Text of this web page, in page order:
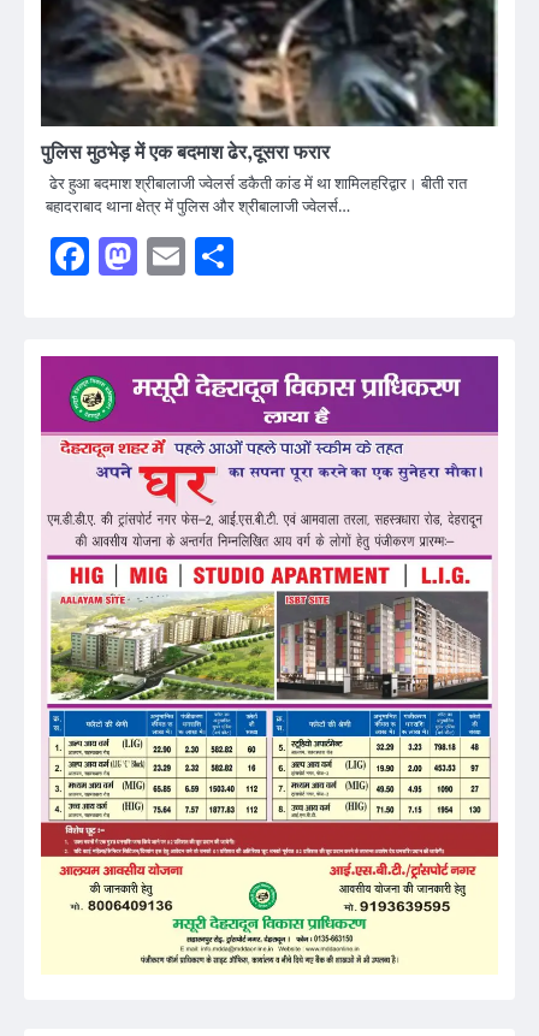
पुलिस मुठभेड़ में एक बदमाश ढेर,दूसरा फरार
ढेर हुआ बदमाश श्रीबालाजी ज्वेलर्स डकैती कांड में था शामिलहरिद्वार। बीती रात
बहादराबाद थाना क्षेत्र में पुलिस और श्रीबालाजी ज्वेलर्स…
Facebook
Mastodon
Email